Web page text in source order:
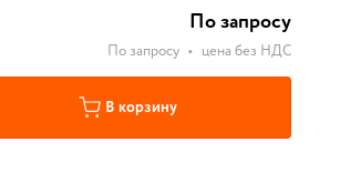
По запросу
По запросу • цена без НДС
В корзину